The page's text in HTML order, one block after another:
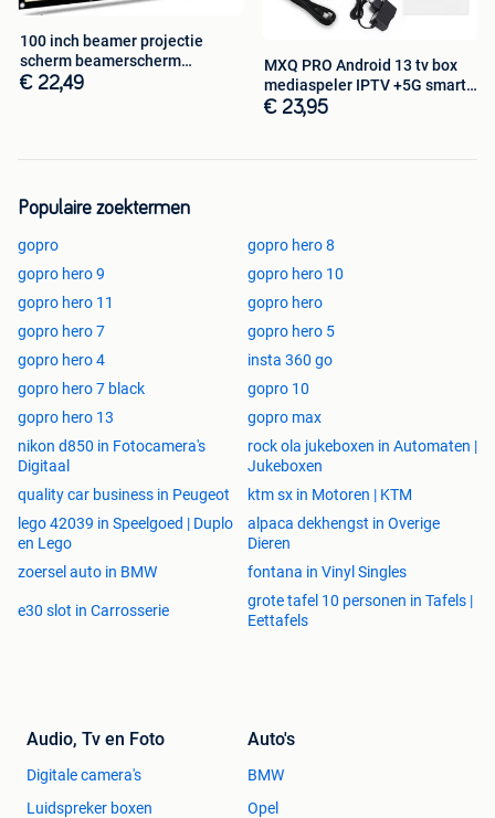
-Klarna(+0,99)
-Paypal
-in3, betaal in 3 termijnen(+1,49)
-Bancontact
-Visa/Mastercard/Maestro/American express
-VVV + yourgift cadeaukaart
-Google pay
Graag contact?
Voor eventuele vragen/opmerkingen kunt u de FAQ
raadplegen en/of contact met ons opnemen via de
webshop, wij doen ons best om binnen 24 uur op uw
bericht te reageren.
Met vriendelijke groeten,
Het xxlshop team
(Inclusief 21% BTW)
100 inch beamer projectie
scherm beamerscherm
projectiescher
€ 22,49
MXQ PRO Android 13 tv box
mediaspeler IPTV +5G smart
4K 1/8G
€ 23,95
Populaire zoektermen
gopro
gopro hero 8
gopro hero 9
gopro hero 10
gopro hero 11
gopro hero
gopro hero 7
gopro hero 5
gopro hero 4
insta 360 go
gopro hero 7 black
gopro 10
gopro hero 13
gopro max
nikon d850 in Fotocamera's
Digitaal
rock ola jukeboxen in Automaten |
Jukeboxen
quality car business in Peugeot
ktm sx in Motoren | KTM
lego 42039 in Speelgoed | Duplo
en Lego
alpaca dekhengst in Overige
Dieren
zoersel auto in BMW
fontana in Vinyl Singles
e30 slot in Carrosserie
grote tafel 10 personen in Tafels |
Eettafels
Audio, Tv en Foto
Digitale camera's
Luidspreker boxen
Auto's
BMW
Opel